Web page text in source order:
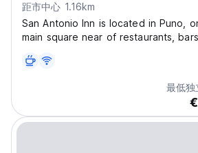
距市中心 1.16km
San Antonio Inn is located in Puno,
main square near of restaurants,
walking. Bahia de los Incas
while Puno train station is within a 10
最低独